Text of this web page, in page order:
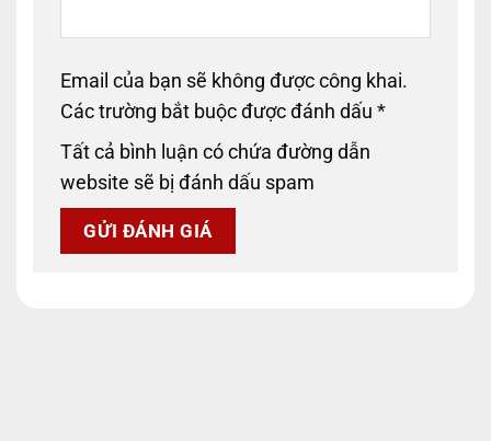
Email của bạn sẽ không được công khai.
Các trường bắt buộc được đánh dấu *
Tất cả bình luận có chứa đường dẫn
website sẽ bị đánh dấu spam